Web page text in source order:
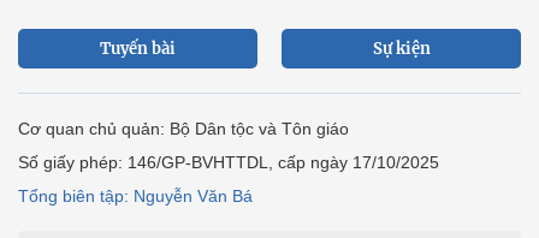
Tuyến bài Sự kiện
Cơ quan chủ quản: Bộ Dân tộc và Tôn giáo
Số giấy phép: 146/GP-BVHTTDL, cấp ngày 17/10/2025
Tổng biên tập: Nguyễn Văn Bá